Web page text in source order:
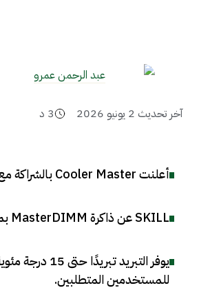
عبد الرحمن عمرو
آخر تحديث 2 يونيو 2026 3 د
أعلنت Cooler Master بالشراكة مع G
SKILL عن ذاكرة MasterDIMM بمروحة تبريد مدمجة
يوفر التبريد
للمستخدمين المتطلبين.